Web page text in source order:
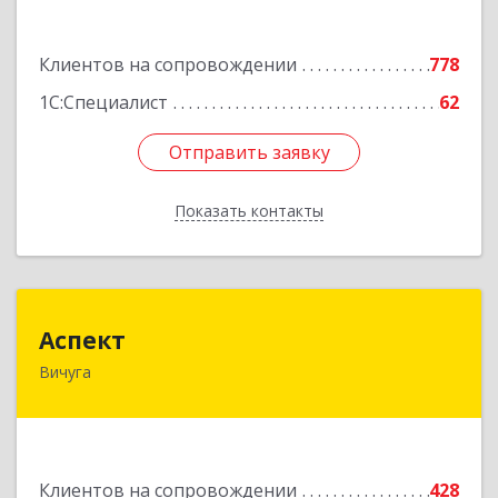
Клиентов на сопровождении
778
1С:Специалист
62
Отправить заявку
Показать контакты
Отправить заявку
Назад
Аспект
Вичуга
Клиентов на сопровождении
428
155331, Ивановская обл, Вичугский р-н, Вичуга